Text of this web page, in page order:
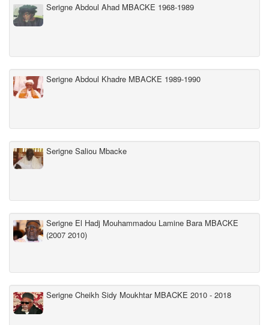
Serigne Abdoul Ahad MBACKE 1968-1989
Serigne Abdoul Khadre MBACKE 1989-1990
Serigne Saliou Mbacke
Serigne El Hadj Mouhammadou Lamine Bara MBACKE
(2007 2010)
Serigne Cheikh Sidy Moukhtar MBACKE 2010 - 2018